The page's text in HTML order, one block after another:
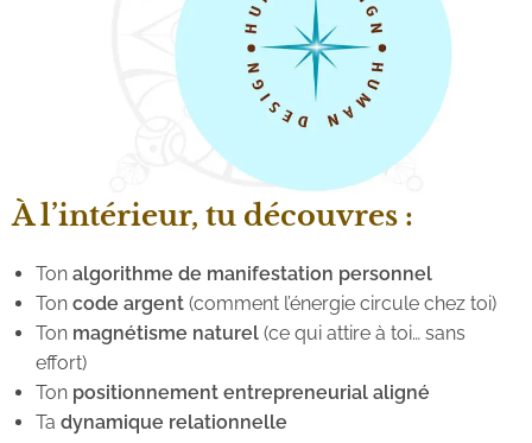
À l’intérieur, tu découvres :
Ton algorithme de manifestation personnel
Ton code argent (comment l’énergie circule chez toi)
Ton magnétisme naturel (ce qui attire à toi… sans
effort)
Ton positionnement entrepreneurial aligné
Ta dynamique relationnelle